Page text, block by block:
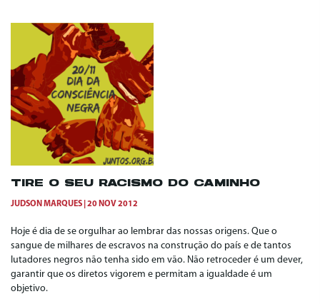
TIRE O SEU RACISMO DO CAMINHO
JUDSON MARQUES 20 NOV 2012
Hoje é dia de se orgulhar ao lembrar das nossas origens. Que o
sangue de milhares de escravos na construção do país e de tantos
lutadores negros não tenha sido em vão. Não retroceder é um dever,
garantir que os diretos vigorem e permitam a igualdade é um
objetivo.